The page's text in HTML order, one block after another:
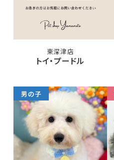
東深津店
トイ・プードル
男の子